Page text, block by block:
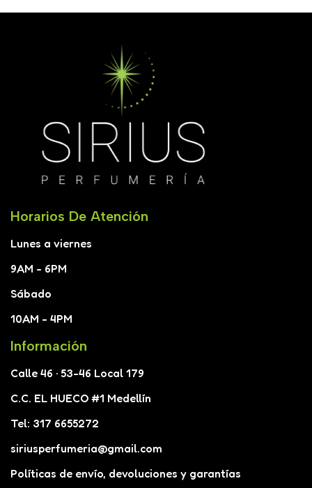
Horarios De Atención
Lunes a viernes
9AM - 6PM
Sábado
10AM - 4PM
Información
Calle 46 · 53-46 Local 179
C.C. EL HUECO #1 Medellín
Tel: 317 6655272
siriusperfumeria@gmail.com
Políticas de envío, devoluciones y garantías